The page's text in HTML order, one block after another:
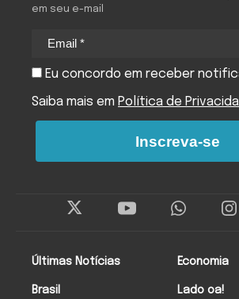
Últimas Notícias
Brasil
Economia
Lado oa!
em seu e-mail
Eu concordo em receber
Saiba mais em Política de
Inscreva-se